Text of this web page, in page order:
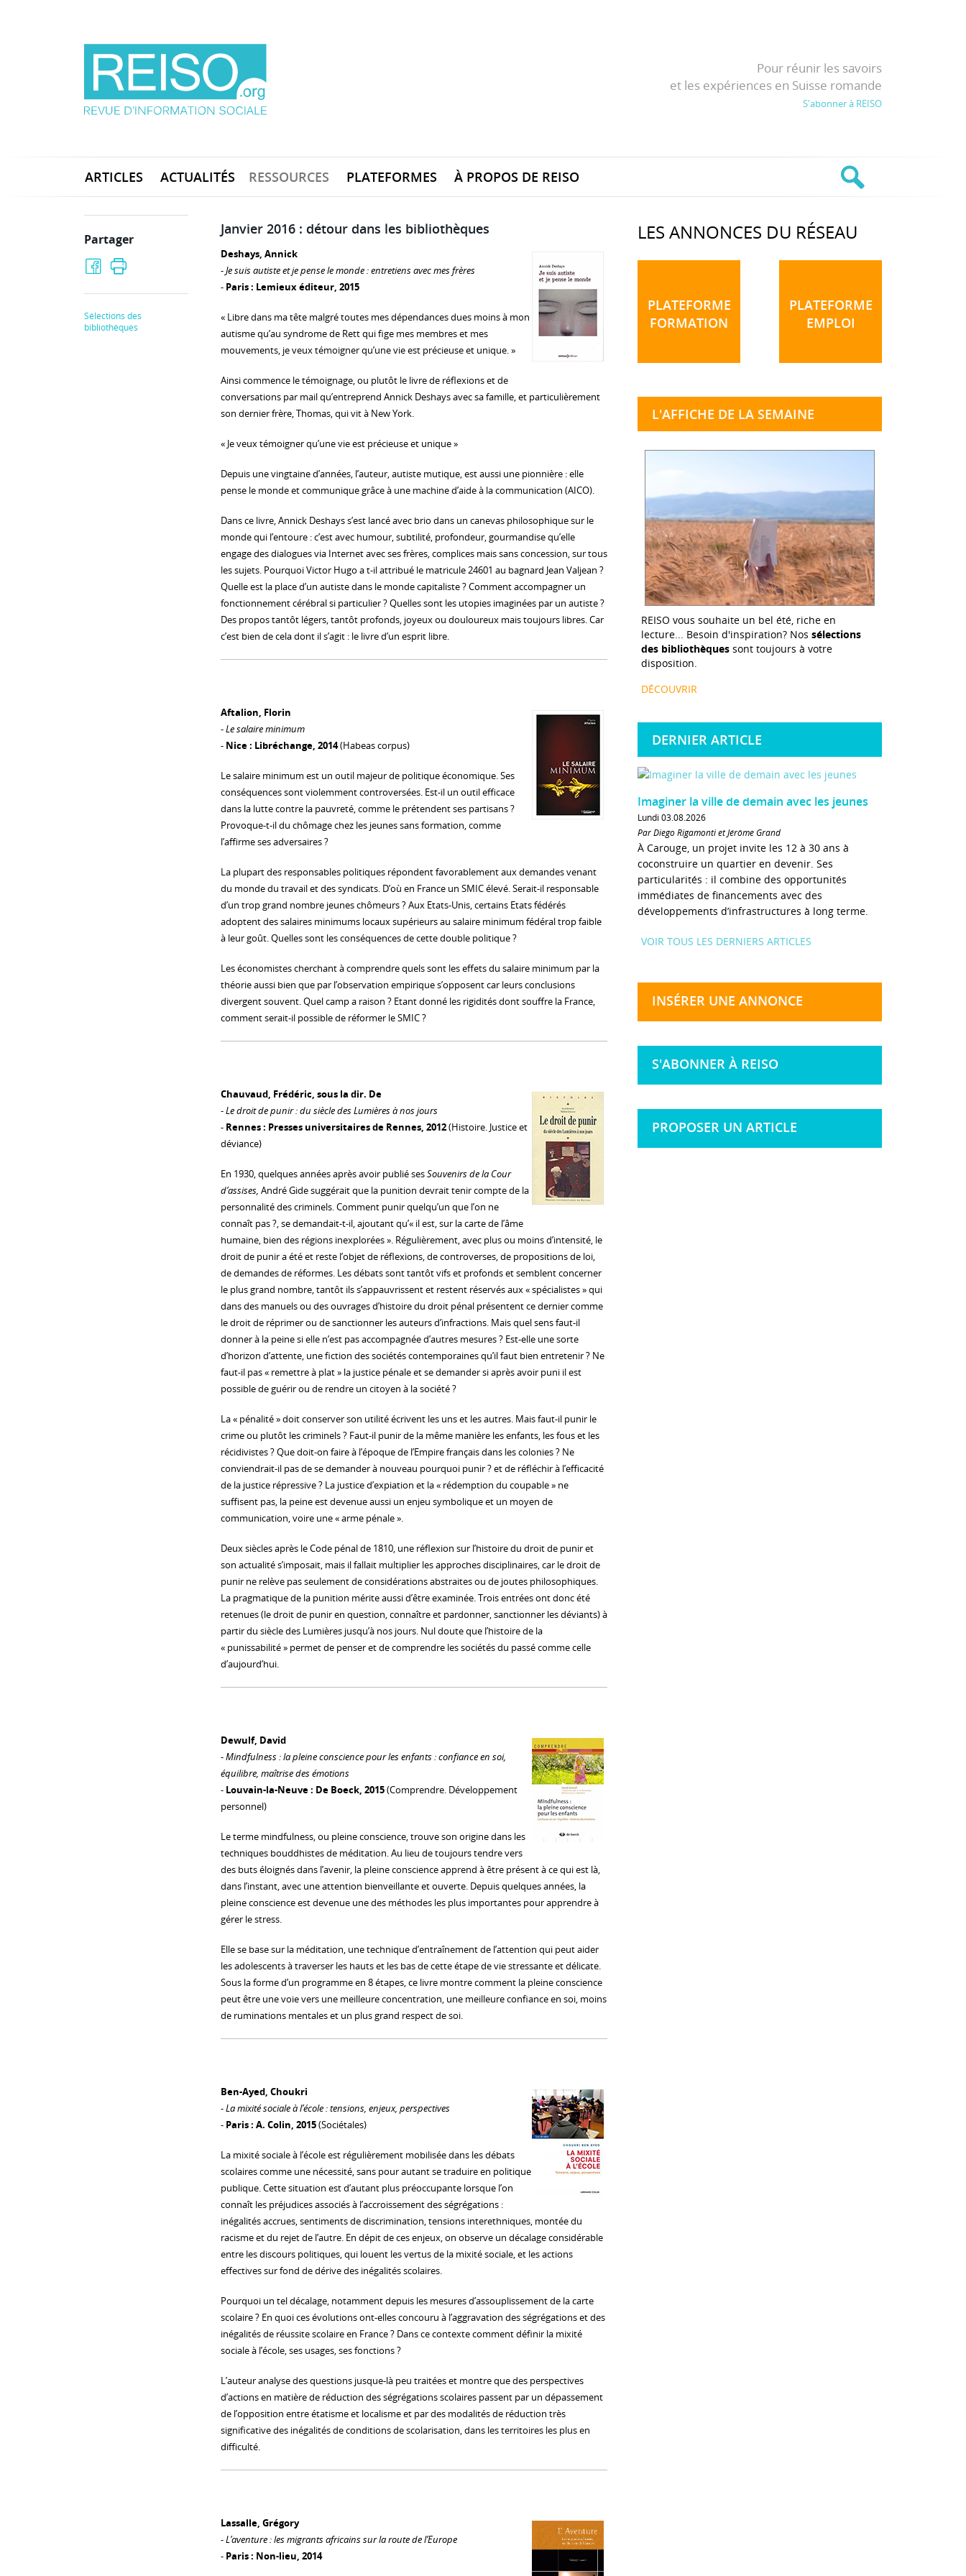
Pour réunir les savoirs
et les expériences en Suisse romande
S'abonner à REISO
ARTICLES ACTUALITÉS RESSOURCES PLATEFORMES À PROPOS DE REISO
Janvier 2016 : détour dans les bibliothèques
Deshays, Annick
-Je suis autiste et je pense le monde : entretiens avec mes frères
- Paris : Lemieux éditeur, 2015
« Libre dans ma tête malgré toutes mes dépendances dues moins à mon
autisme qu’au syndrome de Rett qui fige mes membres et mes
mouvements, je veux témoigner qu’une vie est précieuse et unique. »
Ainsi commence le témoignage, ou plutôt le livre de réflexions et de
conversations par mail qu’entreprend Annick Deshays avec sa famille, et particulièrement
son dernier frère, Thomas, qui vit à New York.
« Je veux témoigner qu’une vie est précieuse et unique »
Depuis une vingtaine d’années, l’auteur, autiste mutique, est aussi une pionnière : elle
pense le monde et communique grâce à une machine d’aide à la communication (AICO).
Dans ce livre, Annick Deshays s’est lancé avec brio dans un canevas philosophique sur le
monde qui l’entoure : c’est avec humour, subtilité, profondeur, gourmandise qu’elle
engage des dialogues via Internet avec ses frères, complices mais sans concession, sur tous
les sujets. Pourquoi Victor Hugo a t-il attribué le matricule 24601 au bagnard Jean Valjean ?
Quelle est la place d’un autiste dans le monde capitaliste ? Comment accompagner un
fonctionnement cérébral si particulier ? Quelles sont les utopies imaginées par un autiste ?
Des propos tantôt légers, tantôt profonds, joyeux ou douloureux mais toujours libres. Car
c’est bien de cela dont il s’agit : le livre d’un esprit libre.
Aftalion, Florin
-Le salaire minimum
- Nice : Libréchange, 2014(Habeas corpus)
Le salaire minimum est un outil majeur de politique économique. Ses
conséquences sont violemment controversées. Est-il un outil efficace
dans la lutte contre la pauvreté, comme le prétendent ses partisans ?
Provoque-t-il du chômage chez les jeunes sans formation, comme
l’affirme ses adversaires ?
La plupart des responsables politiques répondent favorablement aux demandes venant
du monde du travail et des syndicats. D’où en France un SMIC élevé. Serait-il responsable
d’un trop grand nombre jeunes chômeurs ? Aux Etats-Unis, certains Etats fédérés
adoptent des salaires minimums locaux supérieurs au salaire minimum fédéral trop faible
à leur goût. Quelles sont les conséquences de cette double politique ?
Les économistes cherchant à comprendre quels sont les effets du salaire minimum par la
théorie aussi bien que par l’observation empirique s’opposent car leurs conclusions
divergent souvent. Quel camp a raison ? Etant donné les rigidités dont souffre la France,
comment serait-il possible de réformer le SMIC ?
Chauvaud, Frédéric, sous la dir. De
-Le droit de punir : du siècle des Lumières à nos jours
- Rennes : Presses universitaires de Rennes, 2012(Histoire. Justice et
déviance)
En 1930, quelques années après avoir publié sesSouvenirs de la Cour
d’assises, André Gide suggérait que la punition devrait tenir compte de la
personnalité des criminels. Comment punir quelqu’un que l’on ne
connaît pas ?, se demandait-t-il, ajoutant qu’« il est, sur la carte de l’âme
humaine, bien des régions inexplorées ». Régulièrement, avec plus ou moins d’intensité, le
droit de punir a été et reste l’objet de réflexions, de controverses, de propositions de loi,
de demandes de réformes. Les débats sont tantôt vifs et profonds et semblent concerner
le plus grand nombre, tantôt ils s’appauvrissent et restent réservés aux « spécialistes » qui
dans des manuels ou des ouvrages d’histoire du droit pénal présentent ce dernier comme
le droit de réprimer ou de sanctionner les auteurs d’infractions. Mais quel sens faut-il
donner à la peine si elle n’est pas accompagnée d’autres mesures ? Est-elle une sorte
d’horizon d’attente, une fiction des sociétés contemporaines qu’il faut bien entretenir ? Ne
faut-il pas « remettre à plat » la justice pénale et se demander si après avoir puni il est
possible de guérir ou de rendre un citoyen à la société ?
La « pénalité » doit conserver son utilité écrivent les uns et les autres. Mais faut-il punir le
crime ou plutôt les criminels ? Faut-il punir de la même manière les enfants, les fous et les
récidivistes ? Que doit-on faire à l’époque de l’Empire français dans les colonies ? Ne
conviendrait-il pas de se demander à nouveau pourquoi punir ? et de réfléchir à l’efficacité
de la justice répressive ? La justice d’expiation et la « rédemption du coupable » ne
suffisent pas, la peine est devenue aussi un enjeu symbolique et un moyen de
communication, voire une « arme pénale ».
Deux siècles après le Code pénal de 1810, une réflexion sur l’histoire du droit de punir et
son actualité s’imposait, mais il fallait multiplier les approches disciplinaires, car le droit de
punir ne relève pas seulement de considérations abstraites ou de joutes philosophiques.
La pragmatique de la punition mérite aussi d’être examinée. Trois entrées ont donc été
retenues (le droit de punir en question, connaître et pardonner, sanctionner les déviants) à
partir du siècle des Lumières jusqu’à nos jours. Nul doute que l’histoire de la
« punissabilité » permet de penser et de comprendre les sociétés du passé comme celle
d’aujourd’hui.
Dewulf, David
-Mindfulness : la pleine conscience pour les enfants : confiance en soi,
équilibre, maîtrise des émotions
- Louvain-la-Neuve : De Boeck, 2015(Comprendre. Développement
personnel)
Le terme mindfulness, ou pleine conscience, trouve son origine dans les
techniques bouddhistes de méditation. Au lieu de toujours tendre vers
des buts éloignés dans l’avenir, la pleine conscience apprend à être présent à ce qui est là,
dans l’instant, avec une attention bienveillante et ouverte. Depuis quelques années, la
pleine conscience est devenue une des méthodes les plus importantes pour apprendre à
gérer le stress.
Elle se base sur la méditation, une technique d’entraînement de l’attention qui peut aider
les adolescents à traverser les hauts et les bas de cette étape de vie stressante et délicate.
Sous la forme d’un programme en 8 étapes, ce livre montre comment la pleine conscience
peut être une voie vers une meilleure concentration, une meilleure confiance en soi, moins
de ruminations mentales et un plus grand respect de soi.
Ben-Ayed, Choukri
-La mixité sociale à l’école : tensions, enjeux, perspectives
- Paris : A. Colin, 2015(Sociétales)
La mixité sociale à l’école est régulièrement mobilisée dans les débats
scolaires comme une nécessité, sans pour autant se traduire en politique
publique. Cette situation est d’autant plus préoccupante lorsque l’on
connaît les préjudices associés à l’accroissement des ségrégations :
inégalités accrues, sentiments de discrimination, tensions interethniques, montée du
racisme et du rejet de l’autre. En dépit de ces enjeux, on observe un décalage considérable
entre les discours politiques, qui louent les vertus de la mixité sociale, et les actions
effectives sur fond de dérive des inégalités scolaires.
Pourquoi un tel décalage, notamment depuis les mesures d’assouplissement de la carte
scolaire ? En quoi ces évolutions ont-elles concouru à l’aggravation des ségrégations et des
inégalités de réussite scolaire en France ? Dans ce contexte comment définir la mixité
sociale à l’école, ses usages, ses fonctions ?
L’auteur analyse des questions jusque-là peu traitées et montre que des perspectives
d’actions en matière de réduction des ségrégations scolaires passent par un dépassement
de l’opposition entre étatisme et localisme et par des modalités de réduction très
significative des inégalités de conditions de scolarisation, dans les territoires les plus en
difficulté.
Lassalle, Grégory
-L’aventure : les migrants africains sur la route de l’Europe
- Paris : Non-lieu, 2014
Partager
Sélections des
bibliothèques
LES ANNONCES DU RÉSEAU
PLATEFORME
FORMATION
PLATEFORME
EMPLOI
L'AFFICHE DE LA SEMAINE
REISO vous souhaite un bel été, riche en
lecture... Besoin d'inspiration? Nos sélections
des bibliothèques sont toujours à votre
disposition.
DÉCOUVRIR
DERNIER ARTICLE
Imaginer la ville de demain avec les jeunes
Lundi 03.08.2026
Par Diego Rigamonti et Jérôme Grand
À Carouge, un projet invite les 12 à 30 ans à
coconstruire un quartier en devenir. Ses
particularités : il combine des opportunités
immédiates de financements avec des
développements d’infrastructures à long terme.
VOIR TOUS LES DERNIERS ARTICLES
INSÉRER UNE ANNONCE
S'ABONNER À REISO
PROPOSER UN ARTICLE